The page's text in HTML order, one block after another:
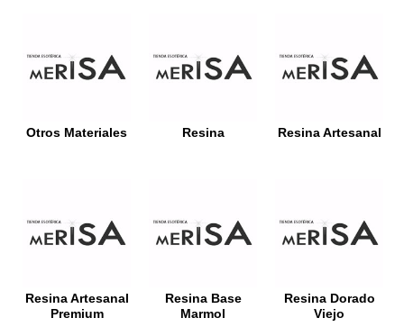
Otros Materiales Resina Resina Artesanal
Resina Artesanal
Premium
Resina Base
Marmol
Resina Dorado
Viejo